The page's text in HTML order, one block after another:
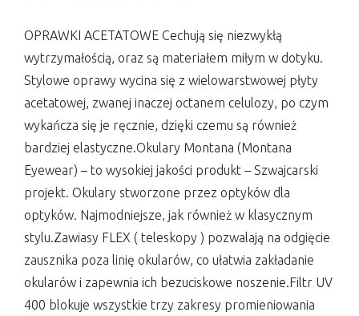
OPRAWKI ACETATOWE Cechują się niezwykłą
wytrzymałością, oraz są materiałem miłym w dotyku.
Stylowe oprawy wycina się z wielowarstwowej płyty
acetatowej, zwanej inaczej octanem celulozy, po czym
wykańcza się je ręcznie, dzięki czemu są również
bardziej elastyczne.Okulary Montana (Montana
Eyewear) – to wysokiej jakości produkt – Szwajcarski
projekt. Okulary stworzone przez optyków dla
optyków. Najmodniejsze, jak również w klasycznym
stylu.Zawiasy FLEX ( teleskopy ) pozwalają na odgięcie
zausznika poza linię okularów, co ułatwia zakładanie
okularów i zapewnia ich bezuciskowe noszenie.Filtr UV
400 blokuje wszystkie trzy zakresy promieniowania